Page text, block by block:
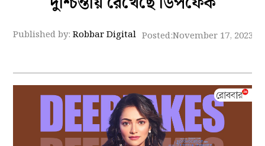
Published by:Robbar Digital Posted:November 17, 2023